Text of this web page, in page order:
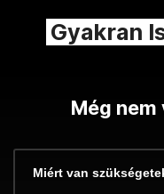
Gyakran
Még
Miért van